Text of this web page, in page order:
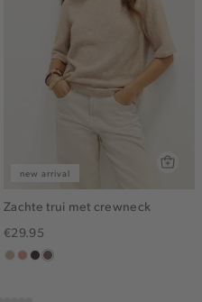
new arrival
Zachte trui met crewneck
€29.95
lichtzand
salmon,
choco
taupe